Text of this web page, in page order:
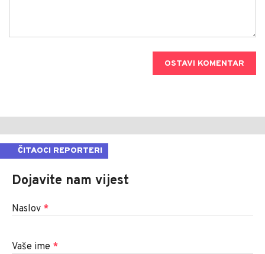
OSTAVI KOMENTAR
ČITAOCI REPORTERI
Dojavite nam vijest
Naslov *
Vaše ime *